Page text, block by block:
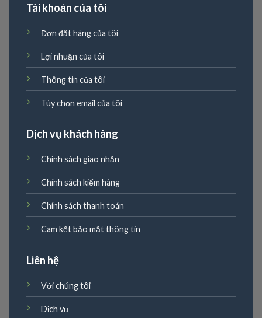
Tài khoản của tôi
Đơn đặt hàng của tôi
Lợi nhuận của tôi
Thông tin của tôi
Tùy chọn email của tôi
Dịch vụ khách hàng
Chính sách giao nhận
Chính sách kiểm hàng
Chính sách thanh toán
Cam kết bảo mật thông tin
Liên hệ
Với chúng tôi
Dịch vụ